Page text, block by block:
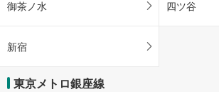
御茶ノ水 四ツ谷
新宿
東京メトロ銀座線